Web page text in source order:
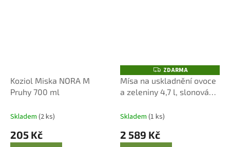
Koziol Miska NORA M
Pruhy 700 ml
Skladem (2 ks)
205 Kč
Z
D
A
R
M
ZDARMA
Mísa na uskladnění ovoce
a zeleniny 4,7 l, slonová
Skladem (1 ks)
2 589 Kč